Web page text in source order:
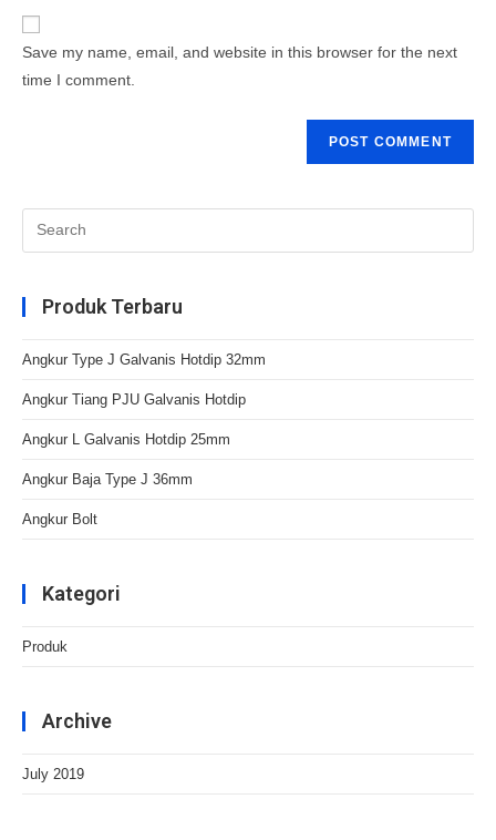
comment
website
Save my name, email, and website in this browser for the next
time I comment.
Search
this
Produk Terbaru
Angkur Type J Galvanis Hotdip 32mm
Angkur Tiang PJU Galvanis Hotdip
Angkur L Galvanis Hotdip 25mm
Angkur Baja Type J 36mm
Angkur Bolt
Kategori
Produk
Archive
July 2019